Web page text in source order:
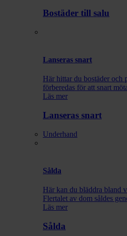
Bostäder till salu
Lanseras snart
Här hittar du bostäder och
förberedas för att snart
Läs mer
Lanseras snart
Underhand
Sålda
Här kan du bläddra bland
Flertalet av dom såldes
Läs mer
Sålda